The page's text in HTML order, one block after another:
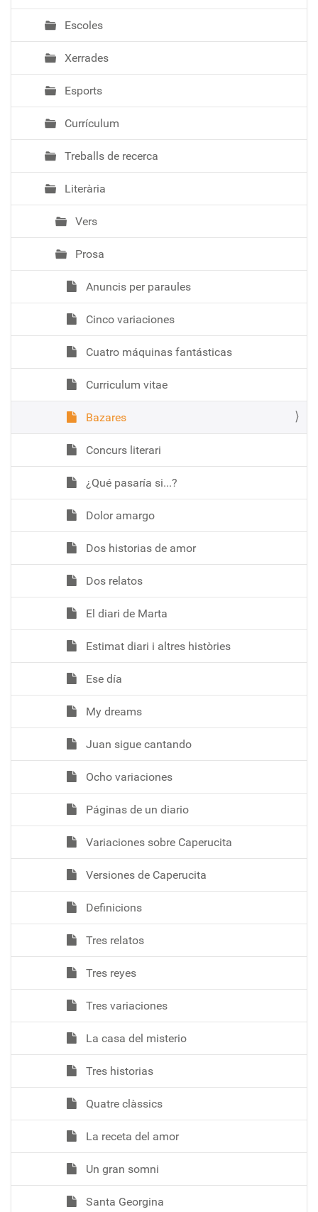
Escoles
Xerrades
Esports
Currículum
Treballs de recerca
Literària
Vers
Prosa
Anuncis per paraules
Cinco variaciones
Cuatro máquinas fantásticas
Curriculum vitae
Bazares
Concurs literari
¿Qué pasaría si...?
Dolor amargo
Dos historias de amor
Dos relatos
El diari de Marta
Estimat diari i altres històries
Ese día
My dreams
Juan sigue cantando
Ocho variaciones
Páginas de un diario
Variaciones sobre Caperucita
Versiones de Caperucita
Definicions
Tres relatos
Tres reyes
Tres variaciones
La casa del misterio
Tres historias
Quatre clàssics
La receta del amor
Un gran somni
Santa Georgina